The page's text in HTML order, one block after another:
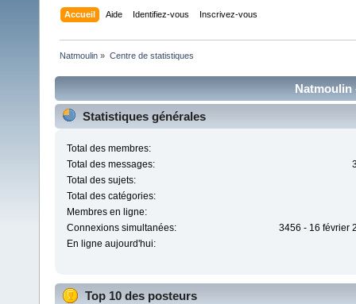
Accueil Aide Identifiez-vous Inscrivez-vous
Natmoulin » Centre de statistiques
Natmoulin
Statistiques générales
Total des membres:
Total des messages:
Total des sujets:
Total des catégories:
Membres en ligne:
Connexions simultanées:
3456 - 16 février
En ligne aujourd'hui:
Top 10 des posteurs